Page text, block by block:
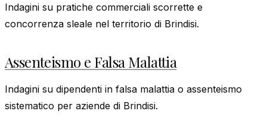
Indagini su pratiche commerciali scorrette e
concorrenza sleale nel territorio di Brindisi.
Assenteismo e Falsa Malattia
Indagini su dipendenti in falsa malattia o assenteismo
sistematico per aziende di Brindisi.